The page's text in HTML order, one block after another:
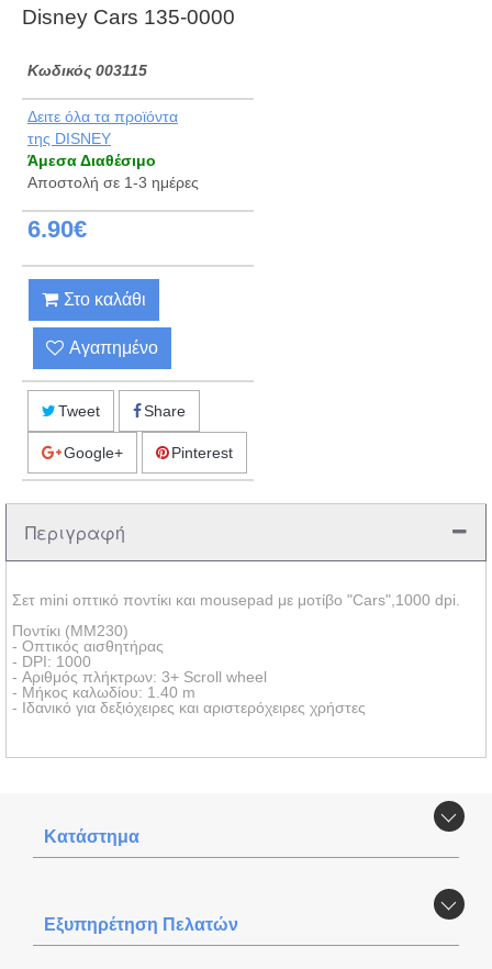
Disney Cars 135-0000
Kωδικός 003115
Δειτε όλα τα προϊόντα
της DISNEY
Άμεσα Διαθέσιμο
Αποστολή σε 1-3 ημέρες
6.90€
Στο καλάθι
Αγαπημένο
Tweet Share
Google+ Pinterest
Περιγραφή
Σετ mini οπτικό ποντίκι και mousepad με μοτίβο "Cars",1000 dpi.
Ποντίκι (MM230)
- Οπτικός αισθητήρας
- DPI: 1000
- Αριθμός πλήκτρων: 3+ Scroll wheel
- Μήκος καλωδίου: 1.40 m
- Ιδανικό για δεξιόχειρες και αριστερόχειρες χρήστες
Κατάστημα
Εξυπηρέτηση Πελατών